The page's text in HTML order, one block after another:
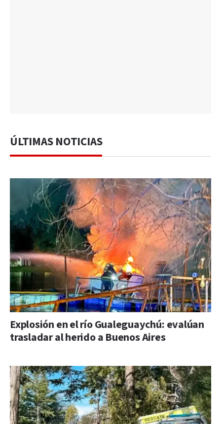
ÚLTIMAS NOTICIAS
Explosión en el río Gualeguaychú: evalúan
trasladar al herido a Buenos Aires